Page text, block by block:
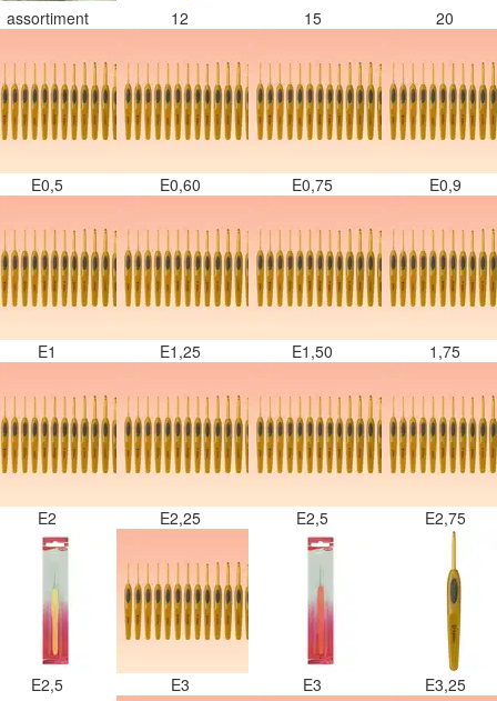
assortiment 12 15 20
E0,5 E0,60 E0,75 E0,9
E1 E1,25 E1,50 1,75
E2 E2,25 E2,5 E2,75
E2,5 E3 E3 E3,25